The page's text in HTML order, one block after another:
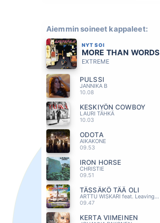
Aiemmin soineet kappaleet:
NYT SOI
MORE THAN WORDS
EXTREME
PULSSI
JANNIKA B
10.08
KESKIYÖN COWBOY
LAURI TÄHKÄ
10.03
ODOTA
AIKAKONE
09.53
IRON HORSE
CHRISTIE
09.51
TÄSSÄKÖ TÄÄ OLI
ARTTU WISKARI feat. Leavings-Orkesteri
09.47
KERTA VIIMEINEN